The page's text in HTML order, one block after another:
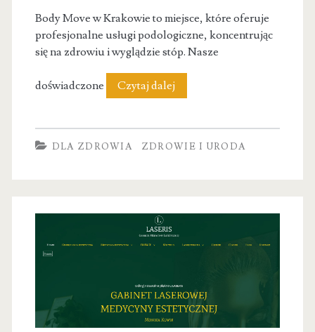
Body Move w Krakowie to miejsce, które oferuje
profesjonalne usługi podologiczne, koncentrując
się na zdrowiu i wyglądzie stóp. Nasze
doświadczone Czytaj dalejPodolog
DLA ZDROWIA ZDROWIE I URODA